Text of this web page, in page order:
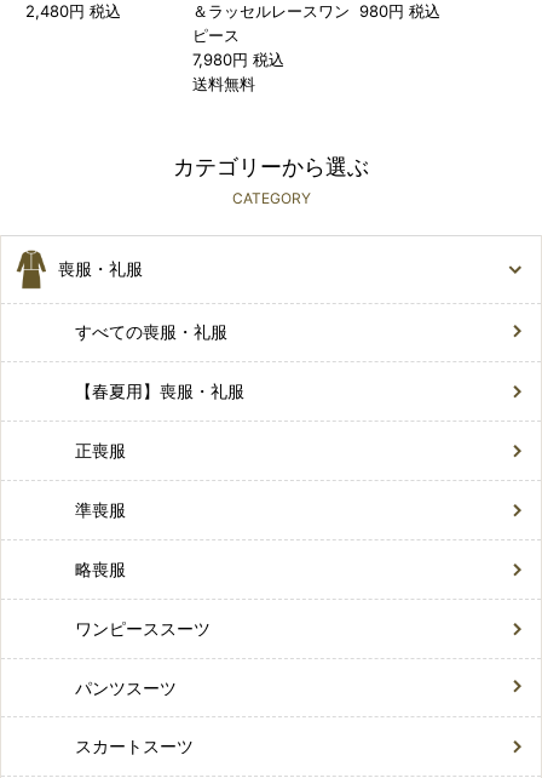
2,480円 税込
＆ラッセルレースワン
ピース
7,980円 税込
送料無料
980円 税込
カテゴリーから選ぶ
CATEGORY
喪服・礼服
すべての喪服・礼服
【春夏用】喪服・礼服
正喪服
準喪服
略喪服
ワンピーススーツ
パンツスーツ
スカートスーツ